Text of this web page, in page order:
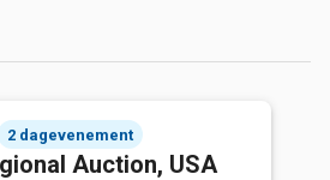
2 dagevenement
Auction, USA